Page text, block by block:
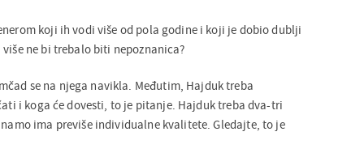
koji ih vodi više od pola godine i koji je dobio dublji
ne bi trebalo biti nepoznanica?
se na njega navikla. Međutim, Hajduk treba
i koga će dovesti, to je pitanje. Hajduk treba dva-tri
ima previše individualne kvalitete. Gledajte, to je